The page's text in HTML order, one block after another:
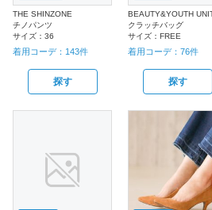
THE SHINZONE
チノパンツ
サイズ： 36
着用コーデ： 143件
探す
クラッチバッグ
サイズ：FREE
着用コーデ：76件
探す